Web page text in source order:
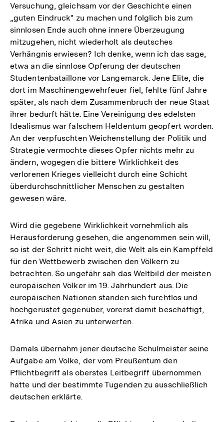
Versuchung, gleichsam vor der Geschichte einen
„guten Eindruck" zu machen und folglich bis zum
sinnlosen Ende auch ohne innere Überzeugung
mitzugehen, nicht wiederholt als deutsches
Verhängnis erwiesen? Ich denke, wenn ich das sage,
etwa an die sinnlose Opferung der deutschen
Studentenbataillone vor Langemarck. Jene Elite, die
dort im Maschinengewehrfeuer fiel, fehlte fünf Jahre
später, als nach dem Zusammenbruch der neue Staat
ihrer bedurft hätte. Eine Vereinigung des edelsten
Idealismus war falschem Heldentum geopfert worden.
An der verpfuschten Weichenstellung der Politik und
Strategie vermochte dieses Opfer nichts mehr zu
ändern, wogegen die bittere Wirklichkeit des
verlorenen Krieges vielleicht durch eine Schicht
überdurchschnittlicher Menschen zu gestalten
gewesen wäre.
Wird die gegebene Wirklichkeit vornehmlich als
Herausforderung gesehen, die angenommen sein will,
so ist der Schritt nicht weit, die Welt als ein Kampffeld
für den Wettbewerb zwischen den Völkern zu
betrachten. So ungefähr sah das Weltbild der meisten
europäischen Völker im 19. Jahrhundert aus. Die
europäischen Nationen standen sich furchtlos und
hochgerüstet gegenüber, vorerst damit beschäftigt,
Afrika und Asien zu unterwerfen.
Damals übernahm jener deutsche Schulmeister seine
Aufgabe am Volke, der vom Preußentum den
Pflichtbegriff als oberstes Leitbegriff übernommen
hatte und der bestimmte Tugenden zu ausschließlich
deutschen erklärte.